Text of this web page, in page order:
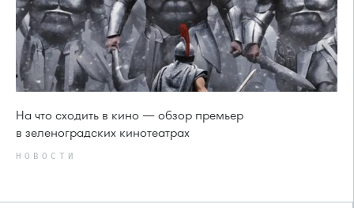
На что сходить в кино — обзор премьер
в зеленоградских кинотеатрах
НОВОСТИ